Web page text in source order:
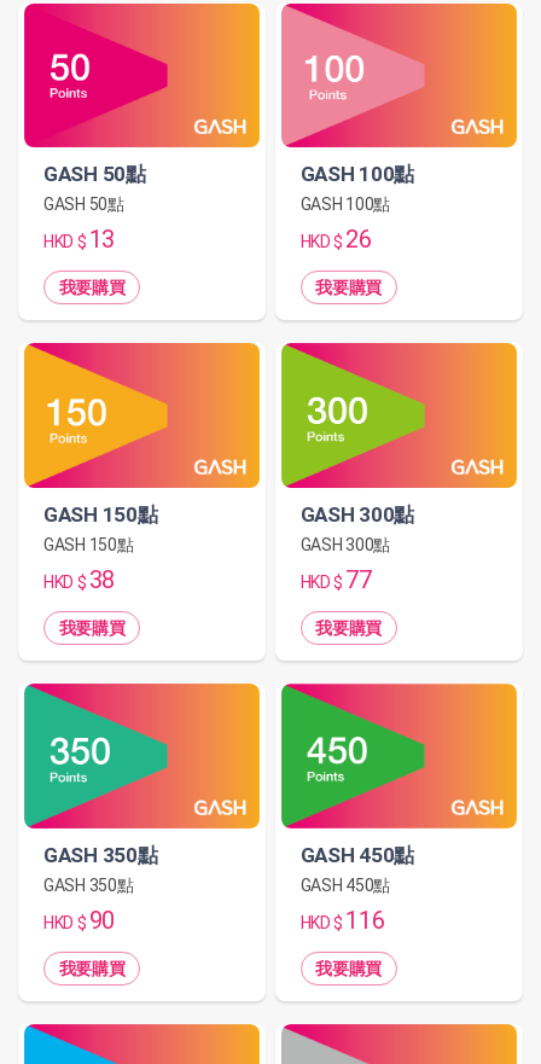
GASH 50點
GASH 50點
HKD $ 13
我要購買
GASH 100點
GASH 100點
HKD $ 26
我要購買
GASH 150點
GASH 150點
HKD $ 38
我要購買
GASH 300點
GASH 300點
HKD $ 77
我要購買
GASH 350點
GASH 350點
HKD $ 90
我要購買
GASH 450點
GASH 450點
HKD $ 116
我要購買